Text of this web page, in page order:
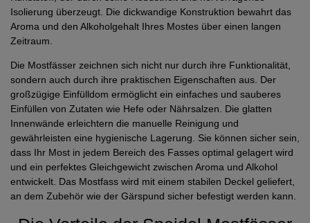
Isolierung überzeugt. Die dickwandige Konstruktion bewahrt das
Aroma und den Alkoholgehalt Ihres Mostes über einen langen
Zeitraum.
Die Mostfässer zeichnen sich nicht nur durch ihre Funktionalität,
sondern auch durch ihre praktischen Eigenschaften aus. Der
großzügige Einfülldom ermöglicht ein einfaches und sauberes
Einfüllen von Zutaten wie Hefe oder Nährsalzen. Die glatten
Innenwände erleichtern die manuelle Reinigung und
gewährleisten eine hygienische Lagerung. Sie können sicher sein,
dass Ihr Most in jedem Bereich des Fasses optimal gelagert wird
und ein perfektes Gleichgewicht zwischen Aroma und Alkohol
entwickelt. Das Mostfass wird mit einem stabilen Deckel geliefert,
an dem Zubehör wie der Gärspund sicher befestigt werden kann.